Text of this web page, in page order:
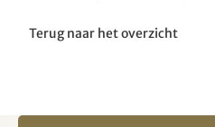
Terug naar het overzicht